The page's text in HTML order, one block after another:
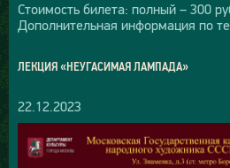
Стоимость билета: полный – 300
Дополнительная информация по
ЛЕКЦИЯ «НЕУГАСИМАЯ ЛАМПАДА»
22.12.2023